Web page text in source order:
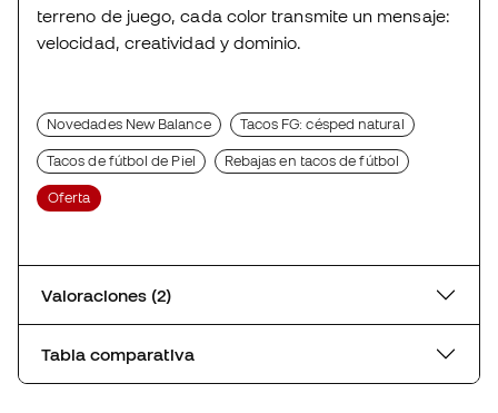
terreno de juego, cada color transmite un mensaje:
velocidad, creatividad y dominio.
Novedades New Balance Tacos FG: césped natural
Tacos de fútbol de Piel Rebajas en tacos de fútbol
Oferta
Valoraciones (2)
Tabla comparativa